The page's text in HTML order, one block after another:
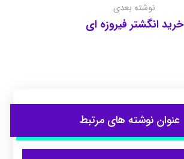
نوشته بعدی
خرید انگشتر فیروزه ای
عنوان ‫نوشته های مرتبط